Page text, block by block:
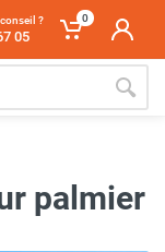
?
05
0
palmier